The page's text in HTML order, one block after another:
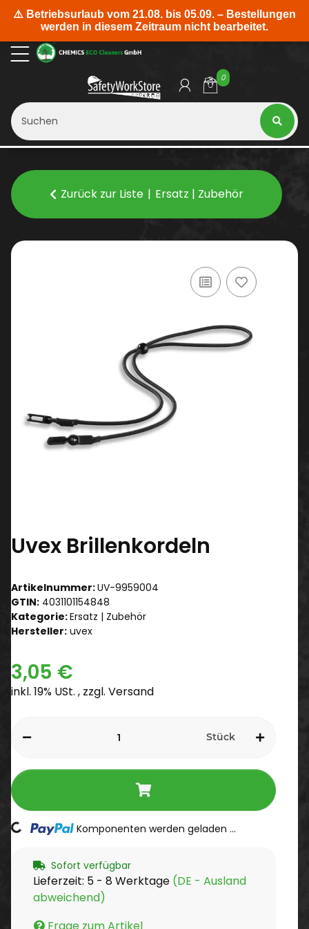
0
Zurück zur Liste Ersatz | Zubehör
Uvex Brillenkordeln
Artikelnummer:UV-9959004
GTIN: 4031101154848
Kategorie:Ersatz | Zubehör
Hersteller: uvex
3,05 €
inkl. 19% USt. , zzgl. Versand
Stück
Loading... Komponenten werden geladen ...
Sofort verfügbar
Lieferzeit: 5 - 8 Werktage (DE - Ausland
abweichend)
Frage zum Artikel